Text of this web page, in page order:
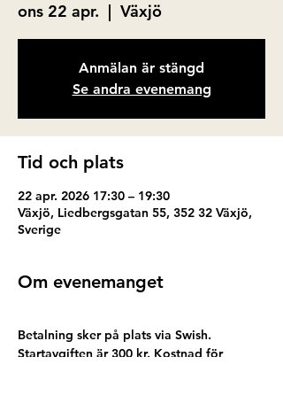
ons 22 apr.
  |
Växjö
Anmälan är stängd
Se andra evenemang
Tid och plats
22 apr. 2026 17:30 – 19:30
Växjö, Liedbergsgatan 55, 352 32 Växjö,
Sverige
Om evenemanget
Betalning sker på plats via Swish.
Startavgiften är 300 kr. Kostnad för